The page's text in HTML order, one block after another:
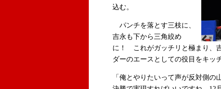
込む。
パンチを落とす三枝に、
吉永も下から三角絞め
に！ これがガッチリと極まり、
ダーのエースとしての役目をキッ
「俺とやりたいって声が反対側